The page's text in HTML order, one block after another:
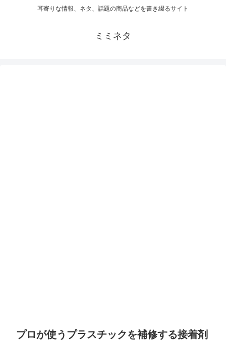
耳寄りな情報、ネタ、話題の商品などを書き綴るサイト
ミミネタ
プロが使うプラスチックを補修する接着剤